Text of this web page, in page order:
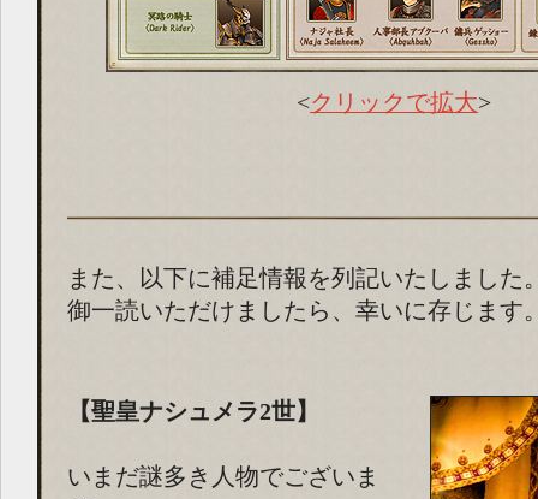
<クリックで拡大>
また、以下に補足情報を列記いたしました
御一読いただけましたら、幸いに存じます
【聖皇ナシュメラ2世】
いまだ謎多き人物でございま